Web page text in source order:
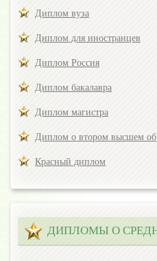
Диплом вуза
Диплом для иностранцев
Диплом Россия
Диплом бакалавра
Диплом магистра
Диплом о втором высшем
Красный диплом
ДИПЛОМЫ О